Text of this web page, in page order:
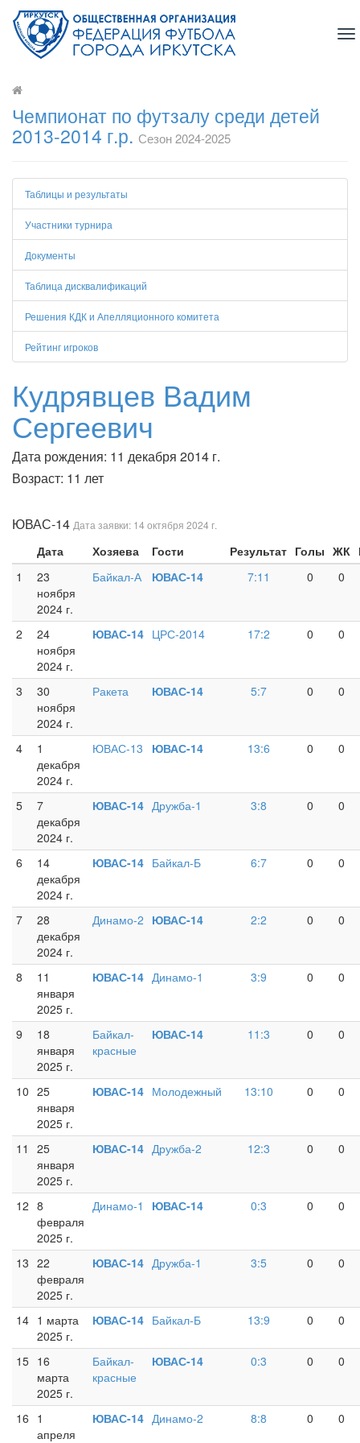
Чемпионат по футзалу среди детей
2013-2014 г.р. Сезон 2024-2025
Таблицы и результаты
Участники турнира
Документы
Таблица дисквалификаций
Решения КДК и Апелляционного комитета
Рейтинг игроков
Кудрявцев Вадим
Сергеевич
Дата рождения: 11 декабря 2014 г.
Возраст: 11 лет
ЮВАС-14 Дата заявки: 14 октября 2024 г.
Дата Хозяева Гости Результат Голы ЖК
1
23
ноября
2024 г.
Байкал-А ЮВАС-14 7:11 0 0
2
24
ноября
2024 г.
ЮВАС-14 ЦРС-2014 17:2 0 0
3
30
ноября
2024 г.
Ракета ЮВАС-14 5:7 0 0
4
1
декабря
2024 г.
ЮВАС-13 ЮВАС-14 13:6 0 0
5
7
декабря
2024 г.
ЮВАС-14 Дружба-1 3:8 0 0
6
14
декабря
2024 г.
ЮВАС-14 Байкал-Б 6:7 0 0
7
28
декабря
2024 г.
Динамо-2 ЮВАС-14 2:2 0 0
8
11
января
2025 г.
ЮВАС-14 Динамо-1 3:9 0 0
9
18
января
2025 г.
Байкал-
красные
ЮВАС-14 11:3 0 0
10 25
января
2025 г.
ЮВАС-14 Молодежный 13:10 0 0
11
25
января
2025 г.
ЮВАС-14 Дружба-2 12:3 0 0
12 8
февраля
2025 г.
Динамо-1 ЮВАС-14 0:3 0 0
13 22
февраля
2025 г.
ЮВАС-14 Дружба-1 3:5 0 0
14 1 марта
2025 г.
ЮВАС-14 Байкал-Б 13:9 0 0
15 16
марта
2025 г.
Байкал-
красные
ЮВАС-14 0:3 0 0
16 1
апреля
ЮВАС-14 Динамо-2 8:8 0 0